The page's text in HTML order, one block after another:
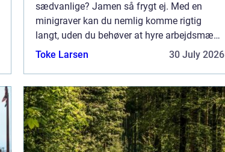
sædvanlige? Jamen så frygt ej. Med en
minigraver kan du nemlig komme rigtig
langt, uden du behøver at hyre arbejdsmænd
til at klare det hårde arbejde. Selvfølgelig
Toke Larsen 30 July 2026